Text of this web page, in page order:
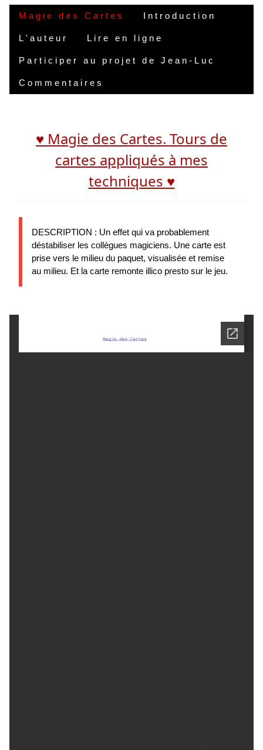
Magie des Cartes Introduction
L'auteur Lire en ligne
Participer au projet de Jean-Luc
Commentaires
♥ Magie des Cartes. Tours de
cartes appliqués à mes
techniques ♥
DESCRIPTION : Un effet qui va probablement
déstabiliser les collègues magiciens. Une carte est
prise vers le milieu du paquet, visualisée et remise
au milieu. Et la carte remonte illico presto sur le jeu.